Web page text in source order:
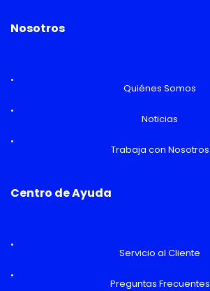
Nosotros
Quiénes Somos
Noticias
Trabaja con Nosotros
Centro de Ayuda
Servicio al Cliente
Preguntas Frecuentes